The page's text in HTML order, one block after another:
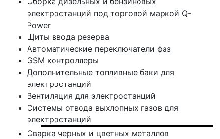
электростанций под торговой маркой Q-
Power
Щиты ввода резерва
Автоматические переключатели фаз
GSM контроллеры
Дополнительные топливные баки для
электростанций
Вентиляция для электростанций
Системы отвода выхлопных газов для
электростанций
Сварка черных и цветных металлов